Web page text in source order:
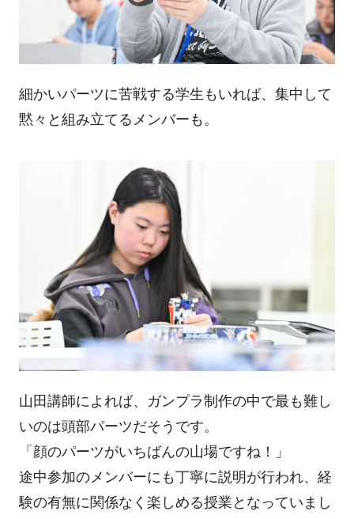
細かいパーツに苦戦する学生もいれば、集中して
黙々と組み立てるメンバーも。
山田講師によれば、ガンプラ制作の中で最も難し
いのは頭部パーツだそうです。
「顔のパーツがいちばんの山場ですね！」
途中参加のメンバーにも丁寧に説明が行われ、経
験の有無に関係なく楽しめる授業となっていまし